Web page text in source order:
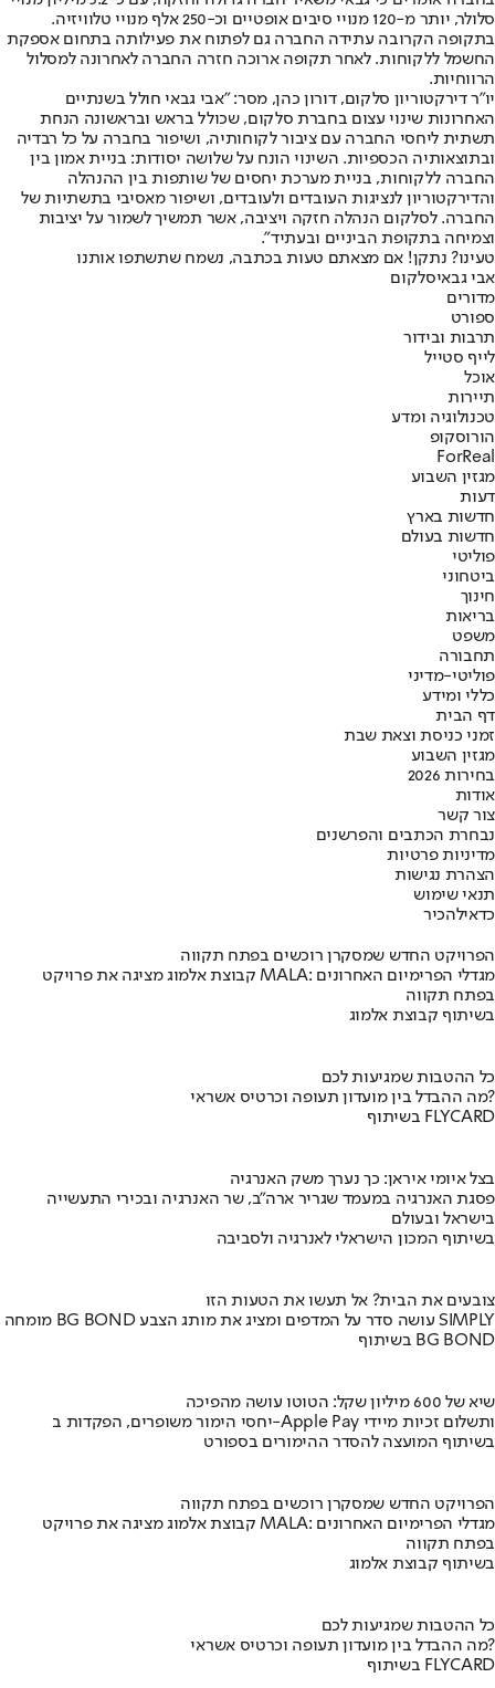
סלולר, יותר מ-120 מנויי סיבים אופטיים וכ-250 אלף מנויי טלוויזיה.
בתקופה הקרובה עתידה החברה גם לפתוח את פעילותה בתחום אספקת
החשמל ללקוחות. לאחר תקופה ארוכה חזרה החברה לאחרונה למסלול
הרווחיות.
יו"ר דירקטוריון סלקום, דורון כהן, מסר: "אבי גבאי חולל בשנתיים
האחרונות שינוי עצום בחברת סלקום, שכולל בראש ובראשונה הנחת
תשתית ליחסי החברה עם ציבור לקוחותיה, ושיפור בחברה על כל רבדיה
ובתוצאותיה הכספיות. השינוי הונח על שלושה יסודות: בניית אמון בין
החברה ללקוחות, בניית מערכת יחסים של שותפות בין ההנהלה
והדירקטוריון לנציגות העובדים ולעובדים, ושיפור מאסיבי בתשתיות של
החברה. לסלקום הנהלה חזקה ויציבה, אשר תמשיך לשמור על יציבות
וצמיחה בתקופת הביניים ובעתיד".
טעינו? נתקן! אם מצאתם טעות בכתבה, נשמח שתשתפו אותנו
אבי גבאיסלקום
מדורים
ספורט
תרבות ובידור
לייף סטייל
אוכל
תיירות
טכנולוגיה ומדע
הורוסקופ
ForReal
מגזין השבוע
דעות
חדשות בארץ
חדשות בעולם
פוליטי
ביטחוני
חינוך
בריאות
משפט
תחבורה
פוליטי-מדיני
כללי ומידע
דף הבית
זמני כניסת וצאת שבת
מגזין השבוע
בחירות 2026
אודות
צור קשר
נבחרת הכתבים והפרשנים
מדיניות פרטיות
הצהרת נגישות
תנאי שימוש
כדאילהכיר
הפרויקט החדש שמסקרן רוכשים בפתח תקווה
קבוצת אלמוג מציגה את פרויקט MALA: מגדלי הפרימיום האחרונים
בפתח תקווה
בשיתוף קבוצת אלמוג
כל ההטבות שמגיעות לכם
מה ההבדל בין מועדון תעופה וכרטיס אשראי?
בשיתוף FLYCARD
בצל איומי איראן: כך נערך משק האנרגיה
פסגת האנרגיה במעמד שגריר ארה"ב, שר האנרגיה ובכירי התעשייה
בישראל ובעולם
בשיתוף המכון הישראלי לאנרגיה ולסביבה
צובעים את הבית? אל תעשו את הטעות הזו
מומחה BG BOND עושה סדר על המדפים ומציג את מותג הצבע SIMPLY
בשיתוף BG BOND
שיא של 600 מיליון שקל: הטוטו עושה מהפיכה
יחסי הימור משופרים, הפקדות ב-Apple Pay ותשלום זכיות מיידי
בשיתוף המועצה להסדר ההימורים בספורט
הפרויקט החדש שמסקרן רוכשים בפתח תקווה
קבוצת אלמוג מציגה את פרויקט MALA: מגדלי הפרימיום האחרונים
בפתח תקווה
בשיתוף קבוצת אלמוג
כל ההטבות שמגיעות לכם
מה ההבדל בין מועדון תעופה וכרטיס אשראי?
בשיתוף FLYCARD